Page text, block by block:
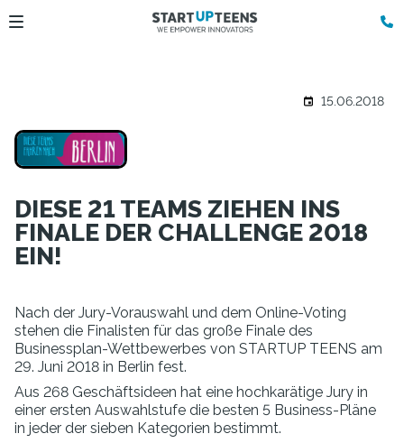
15.06.2018
DIESE 21 TEAMS ZIEHEN INS
FINALE DER CHALLENGE 2018
EIN!
Nach der Jury-Vorauswahl und dem Online-Voting
stehen die Finalisten für das große Finale des
Businessplan-Wettbewerbes von STARTUP TEENS am
29. Juni 2018 in Berlin fest.
Aus 268 Geschäftsideen hat eine hochkarätige Jury in
einer ersten Auswahlstufe die besten 5 Business-Pläne
in jeder der sieben Kategorien bestimmt.